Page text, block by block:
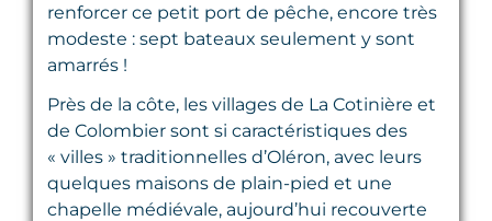
renforcer ce petit port de pêche, encore très
modeste : sept bateaux seulement y sont
amarrés !
Près de la côte, les villages de La Cotinière et
de Colombier sont si caractéristiques des
« villes » traditionnelles d’Oléron, avec leurs
quelques maisons de plain-pied et une
chapelle médiévale, aujourd’hui recouverte